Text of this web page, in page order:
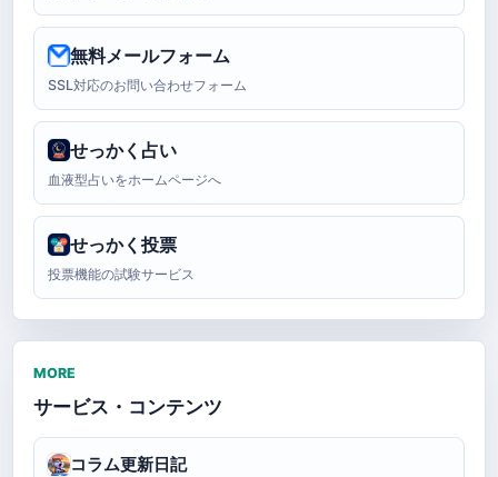
無料メールフォーム
SSL対応のお問い合わせフォーム
せっかく占い
血液型占いをホームページへ
せっかく投票
投票機能の試験サービス
MORE
サービス・コンテンツ
コラム更新日記